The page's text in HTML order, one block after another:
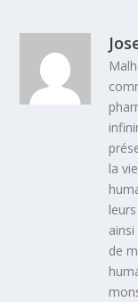
la
de